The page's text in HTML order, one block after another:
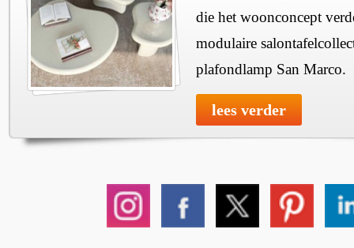
die het woonconcept
modulaire
plafondlamp San Marco.
lees verder